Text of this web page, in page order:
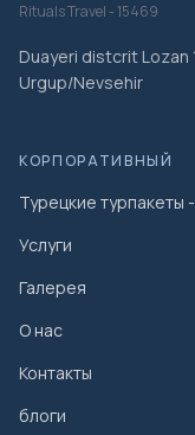
Rituals Travel - 15469
Duayeri distcrit
Urgup/Nevsehir
КОРПОРАТИВНЫЙ
Турецкие турпакеты
Услуги
Галерея
О нас
Контакты
блоги